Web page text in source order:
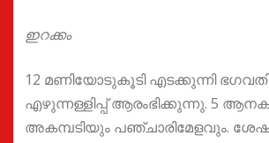
ഇറക്കം
12 മണിയോടുകൂടി എടക്കുന്നി
എഴുന്നള്ളിപ്പ് ആരംഭിക്കുന്നു. 5
അകമ്പടിയും പഞ്ചാരിമേളവും.